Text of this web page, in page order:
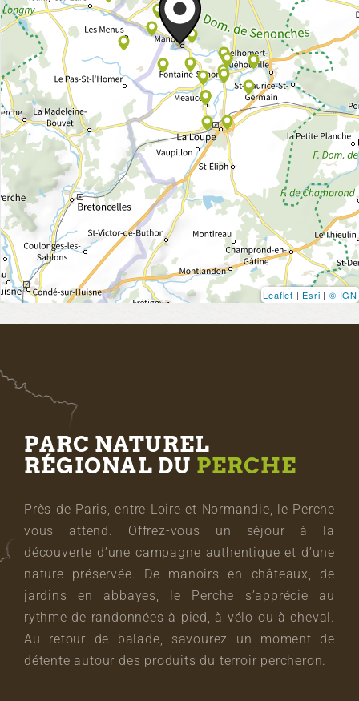
Leaflet | Esri | © IGN
PARC NATUREL
RÉGIONAL DU PERCHE
Près de Paris, entre Loire et Normandie, le Perche
vous attend. Offrez-vous un séjour à la
découverte d’une campagne authentique et d’une
nature préservée. De manoirs en châteaux, de
jardins en abbayes, le Perche s’apprécie au
rythme de randonnées à pied, à vélo ou à cheval.
Au retour de balade, savourez un moment de
détente autour des produits du terroir percheron.